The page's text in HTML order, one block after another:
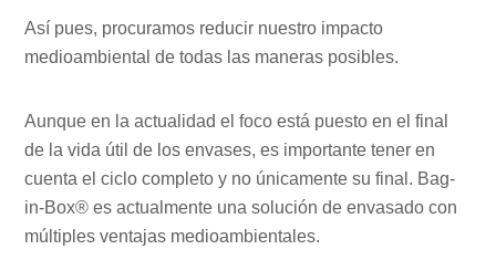
Así pues, procuramos reducir nuestro impacto
medioambiental de todas las maneras posibles.
Aunque en la actualidad el foco está puesto en el final
de la vida útil de los envases, es importante tener en
cuenta el ciclo completo y no únicamente su final. Bag-
in-Box® es actualmente una solución de envasado con
múltiples ventajas medioambientales.